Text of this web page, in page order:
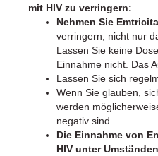
mit HIV zu verringern:
Nehmen Sie
verringern, nicht nur
Lassen Sie keine
Einnahme nicht. Das
Lassen Sie sich
Wenn Sie glauben,
werden
negativ sind.
Die Einnahme von
HIV unter